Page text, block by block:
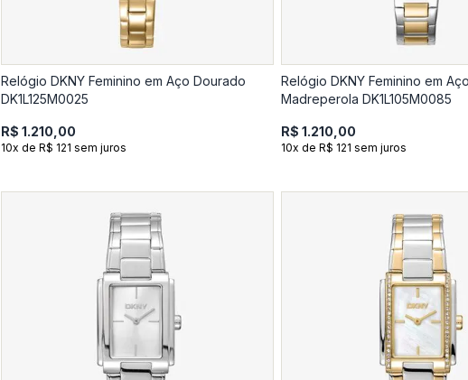
Relógio DKNY Feminino em Aço Dourado
DK1L125M0025
R$ 1.210,00
10x de R$ 121 sem juros
Relógio DKNY Feminino em
Madreperola DK1L105M0085
R$ 1.210,00
10x de R$ 121 sem juros